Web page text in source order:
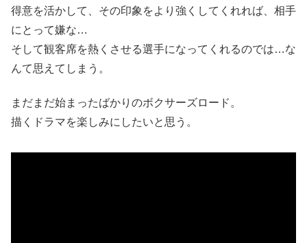
得意を活かして、その印象をより強くしてくれれば、相手
にとって嫌な…
そして観客席を熱くさせる選手になってくれるのでは…な
んて思えてしまう。
まだまだ始まったばかりのボクサーズロード。
描くドラマを楽しみにしたいと思う。